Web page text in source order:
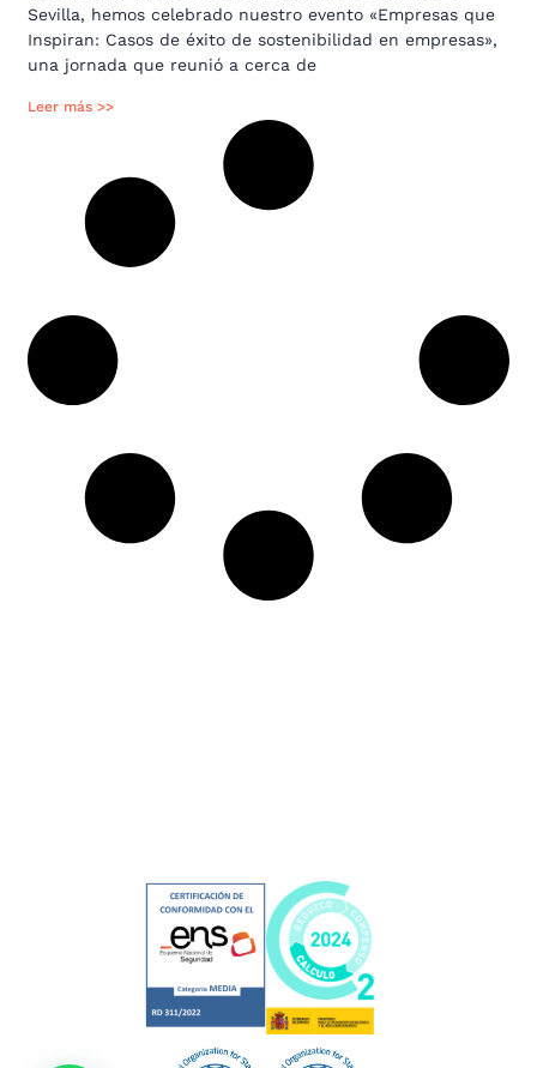
Sevilla, hemos celebrado nuestro evento «Empresas que
Inspiran: Casos de éxito de sostenibilidad en empresas»,
una jornada que reunió a cerca de
Leer más >>